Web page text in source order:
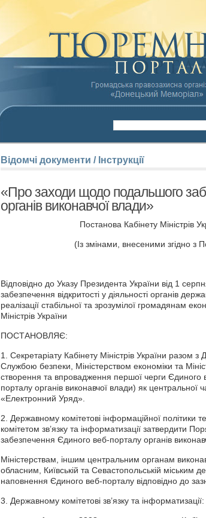
Відомчі документи / Інструкції
«Про заходи щодо подальшого
органів виконавчої влади»
Постанова Кабінету Міністрів
(Із змінами, внесеними згідно
Відповідно до Указу Президента України від 1
забезпечення відкритості у діяльності органів
реалізації стабільної та зрозумілої громадянам
Міністрів України
ПОСТАНОВЛЯЄ:
1. Секретаріату Кабінету Міністрів України разом
Службою безпеки, Міністерством економіки та
створення та впровадження першої черги Єдиного
порталу органів виконавчої влади) як центральної
«Електронний Уряд».
2. Державному комітетові інформаційної
комітетом зв’язку та інформатизації затвердити
забезпечення Єдиного веб-порталу органів
Міністерствам, іншим центральним органам
обласним, Київській та Севастопольській міським
наповнення Єдиного веб-порталу відповідно до
3. Державному комітетові зв’язку та інформатизації: